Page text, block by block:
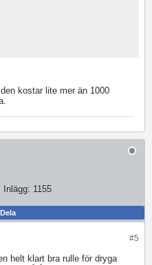
kostar lite mer än 1000
Inlägg: 1155
Dela
#5
helt klart bra rulle för dryga